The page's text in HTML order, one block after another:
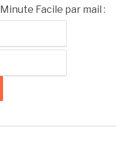
Facile par mail :